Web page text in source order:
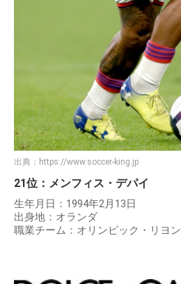
出典： https://www.soccer-king.jp
21位：メンフィス・デパイ
生年月日：1994年2月13日
出身地：オランダ
職業チーム：オリンピック・リヨン